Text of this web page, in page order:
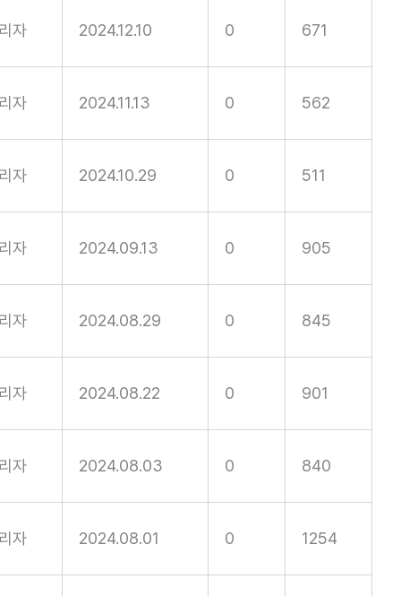
자 2024.12.10 0 671
자 2024.11.13 0 562
자 2024.10.29 0 511
자 2024.09.13 0 905
자 2024.08.29 0 845
자 2024.08.22 0 901
자 2024.08.03 0 840
자 2024.08.01 0 1254